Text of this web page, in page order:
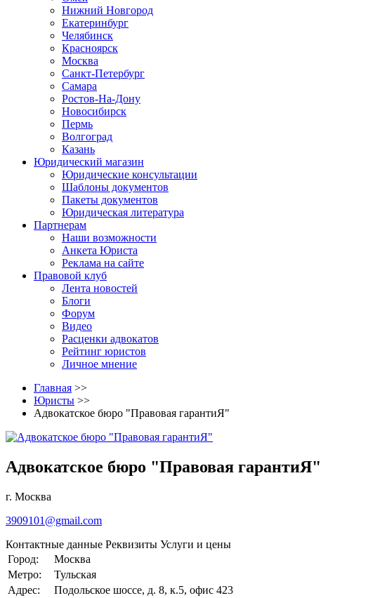
Нижний Новгород
Екатеринбург
Челябинск
Красноярск
Москва
Санкт-Петербург
Самара
Ростов-На-Дону
Новосибирск
Пермь
Волгоград
Казань
Юридический магазин
Юридические консультации
Шаблоны документов
Пакеты документов
Юридическая литература
Партнерам
Наши возможности
Анкета Юриста
Реклама на сайте
Правовой клуб
Лента новостей
Блоги
Форум
Видео
Расценки адвокатов
Рейтинг юристов
Личное мнение
Главная >>
Юристы >>
Адвокатское бюро "Правовая гарантиЯ"
Адвокатское бюро "Правовая гарантиЯ"
г. Москва
3909101@gmail.com
Контактные данные Реквизиты Услуги и цены
Город:
Москва
Метро:
Тульская
Адрес:
Подольское шоссе, д. 8, к.5, офис 423